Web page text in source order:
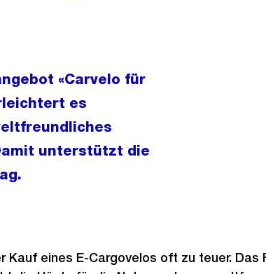
«Carvelo für
es
unterstützt die
Kauf eines E-Cargovelos oft zu teuer. Das